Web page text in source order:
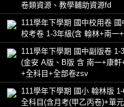
卷類資源、教學輔助資源fd
111學年下學期 國中校用卷 國
校考卷 1-3年級(含 翰林+南一
111學年下學期 國中副版卷 1-
(金安 A版、B版 含 南一+康軒
+全科目+全部卷zsv
111學年下學期 國小 翰林版
全科目(含月考(甲乙丙卷)+單